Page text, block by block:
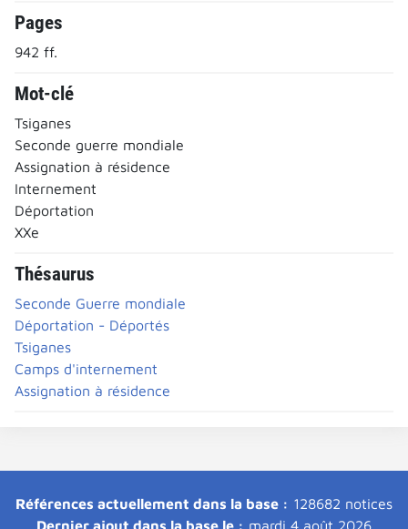
Pages
942 ff.
Mot-clé
Tsiganes
Seconde guerre mondiale
Assignation à résidence
Internement
Déportation
XXe
Thésaurus
Seconde Guerre mondiale
Déportation - Déportés
Tsiganes
Camps d'internement
Assignation à résidence
Références actuellement dans la base : 128682 notices
Dernier ajout dans la base le : mardi 4 août 2026